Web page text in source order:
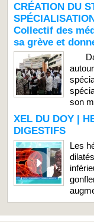
CRÉATION DU
Collectif des
sa grève et
son
XEL DU DOY |
DIGESTIFS
Les